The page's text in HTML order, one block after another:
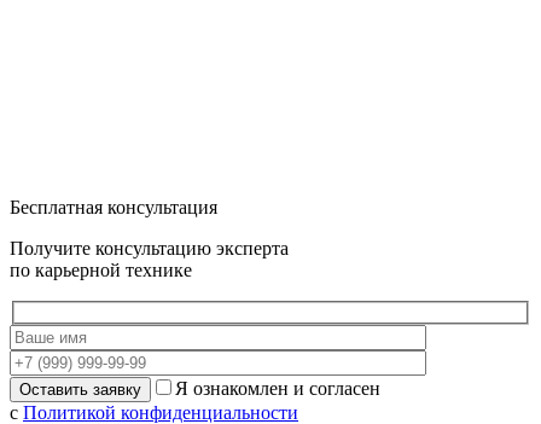
Бесплатная консультация
Получите консультацию эксперта
по карьерной технике
Я ознакомлен и согласен
с Политикой конфиденциальности